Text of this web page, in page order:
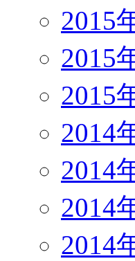
2015
2015
2015
2014
2014
2014
2014